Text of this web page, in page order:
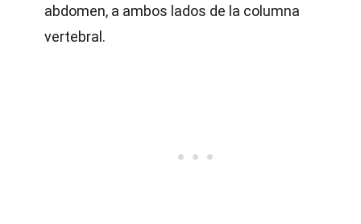
abdomen, a ambos lados de la columna
vertebral.